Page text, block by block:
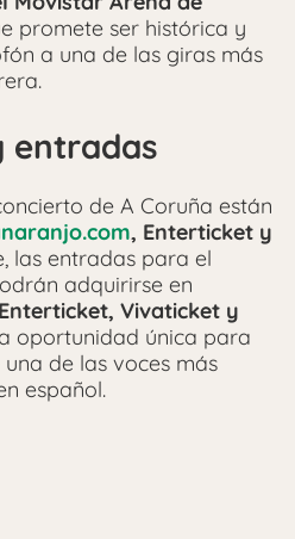
promete ser histórica y
a una de las giras más
entradas
de A Coruña están
, Enterticket y
las entradas para el
adquirirse en
Vivaticket y
oportunidad única para
de las voces más
español.